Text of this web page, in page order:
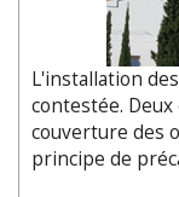
L'installation
contestée.
couverture des
principe de